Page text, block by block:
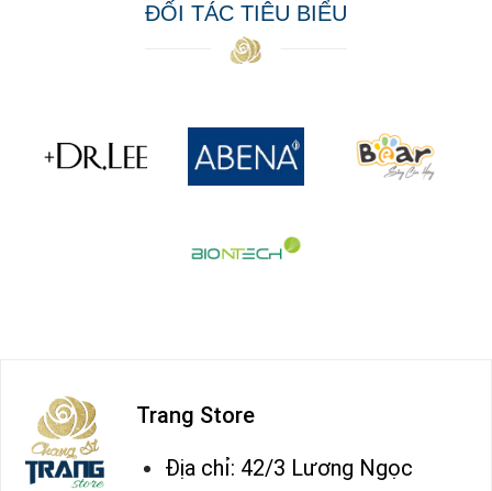
ĐỐI TÁC TIÊU BIỂU
Trang Store
Địa chỉ: 42/3 Lương Ngọc